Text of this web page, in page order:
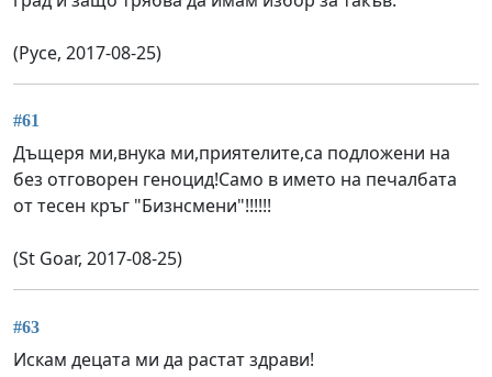
(Русе, 2017-08-25)
#61
Дъщеря ми,внука ми,приятелите,са подложени на
без отговорен геноцид!Само в името на печалбата
от тесен кръг "Бизнсмени"!!!!!!
(St Goar, 2017-08-25)
#63
Искам децата ми да растат здрави!